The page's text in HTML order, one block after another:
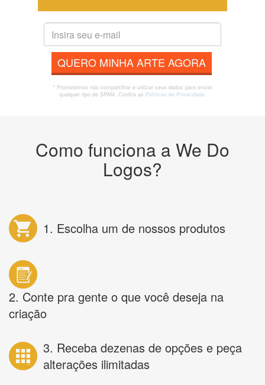
QUERO MINHA ARTE AGORA
* Prometemos não compartilhar e utilizar seus dados para enviar
qualquer tipo de SPAM. Confira as Políticas de Privacidade.
Como funciona a We Do
Logos?
1. Escolha um de nossos produtos
2. Conte pra gente o que você deseja na
criação
3. Receba dezenas de opções e peça
alterações ilimitadas